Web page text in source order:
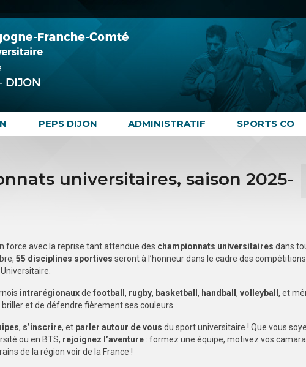
PEPS DIJON ADMINISTRATIF SPORTS CO
universitaires, saison 2025-
force avec la reprise tant attendue des championnats universitaires dans
55 disciplines sportives seront à l’honneur dans le cadre des compétitions
intrarégionauxde football , rugby, basketball , handball , volleyball , et
et de défendre fièrement ses couleurs.
, s’inscrire, et parler autour de vous du sport universitaire ! Que vous
ou en BTS, rejoignez l’aventure : formez une équipe, motivez vos
de la région voir de la France !